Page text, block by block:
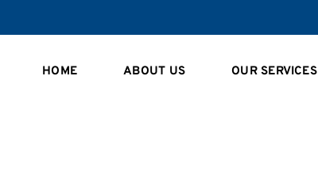
HOME ABOUT US OUR SERVICES